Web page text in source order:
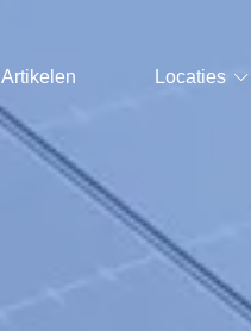
Artikelen Locaties